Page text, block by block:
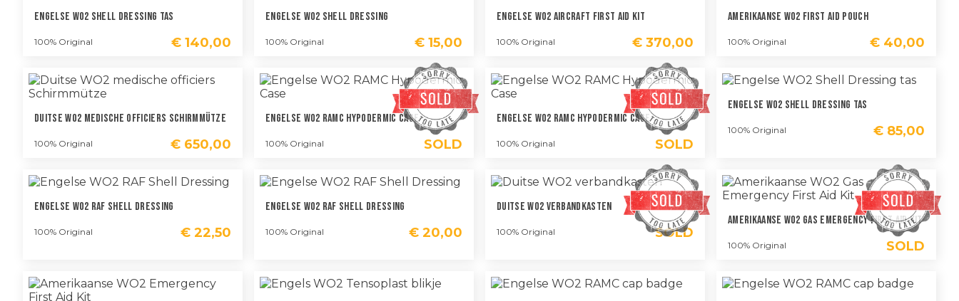
Engelse WO2 Shell Dressing Tas
100% Original € 140,00
Engelse WO2 Shell Dressing
100% Original € 15,00
Engelse WO2 Aircraft First Aid Kit
100% Original € 370,00
Amerikaanse WO2 First Aid Pouch
100% Original € 40,00
Duitse WO2 Medische Officiers Schirmmütze
100% Original € 650,00
Engelse WO2 RAMC Hypodermic Case
100% Original SOLD
Engelse WO2 RAMC Hypodermic Case
100% Original SOLD
Engelse WO2 Shell Dressing Tas
100% Original € 85,00
Engelse WO2 RAF Shell Dressing
100% Original € 22,50
Engelse WO2 RAF Shell Dressing
100% Original € 20,00
Duitse WO2 Verbandkasten
100% Original SOLD
Amerikaanse WO2 Gas Emergency First Aid Kit
100% Original SOLD